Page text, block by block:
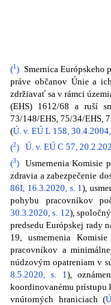
(1) Smernica Európskeho
práve občanov Únie a
zdržiavať sa v rámci
(EHS) 1612/68 a ruší
73/148/EHS, 75/34/EHS,
(Ú. v. EÚ L 158,
(2) Ú. v. EÚ C 57,
(3) Usmernenia Komisie
zdravia a zabezpečenie
86I, 16.3.2020, s. 1),
pohybu pracovníkov
30.3.2020, s. 12),
predsedu Európskej rady
19, usmernenia
pracovníkov a
núdzovým opatreniam v
8.5.2020, s. 1 ),
koordinovanému prístupu
vnútorných hraniciach (